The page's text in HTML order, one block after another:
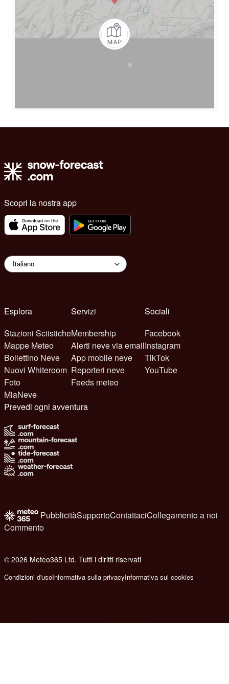
Scopri la nostra app
Esplora
Stazioni Sciistiche
Mappe Meteo
Bollettino Neve
Nuovi Whiteroom
Foto
MiaNeve
Servizi
Membership
Alerti neve via email
App mobile neve
Reporteri neve
Feeds meteo
Sociali
Facebook
Instagram
TikTok
YouTube
Prevedi ogni avventura
PubblicitàSupportoContattaciCollegamento a noi
Commento
© 2026 Meteo365 Ltd. Tutti i diritti riservati
Condizioni d'usoInformativa sulla privacyInformativa sui cookies